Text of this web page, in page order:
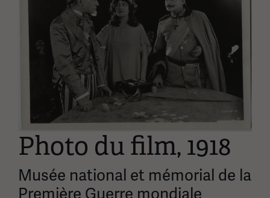
Photo du film, 1918
Musée national et mémorial de la